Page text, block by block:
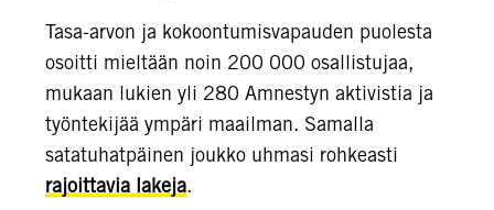
Tasa-arvon ja kokoontumisvapauden puolesta
osoitti mieltään noin 200 000 osallistujaa,
mukaan lukien yli 280 Amnestyn aktivistia ja
työntekijää ympäri maailman. Samalla
satatuhatpäinen joukko uhmasi rohkeasti
rajoittavia lakeja.